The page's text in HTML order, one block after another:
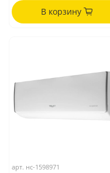
В корзину
арт. нс-1598971